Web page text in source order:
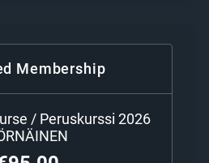
haluat maksaa
löytyvät tästä
Ground Games Oy.
0010 5056 17
Membership
/ Peruskurssi 2026